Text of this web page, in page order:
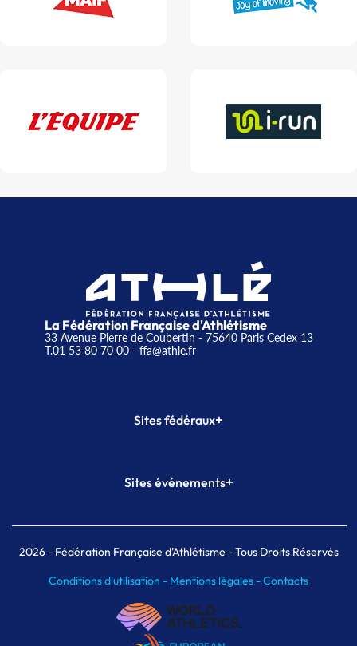
La Fédération Française d'Athlétisme
33 Avenue Pierre de Coubertin - 75640 Paris Cedex 13
T.01 53 80 70 00- ffa@athle.fr
Sites fédéraux+
Plateforme Formation
Sites événements+
Meeting de Paris indoor
MAIF Ekiden de Paris
2026- Fédération Française d'Athlétisme - Tous Droits Réservés
Conditions d'utilisation - Mentions légales -Contacts